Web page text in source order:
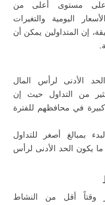
على مستوى أعلى من
اليومية والتغيرات
إن المتداولين يمكن أن
الأدنى لرأس المال
من التداول حيث إن
في محافظهم للفترة
بمبالغ أصغر للتداول
يكون الحد الأدنى لرأس
وقتاً أقل من النشاط